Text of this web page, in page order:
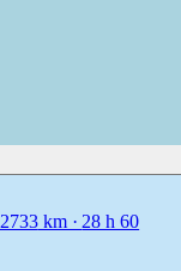
2733km · 28 h 60